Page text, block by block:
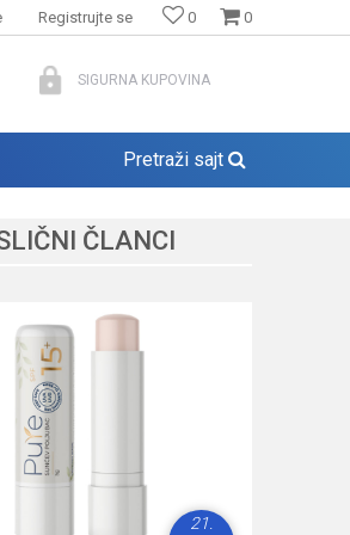
0
0
Registrujte se
SIGURNA KUPOVINA
Pretraži sajt
ČLANCI
21.